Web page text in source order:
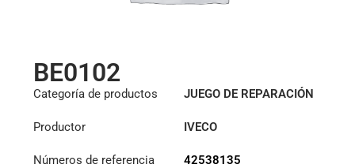
BE0102
Categoría de productos
JUEGO DE REPARACIÓN
Productor
IVECO
Números de referencia 42538135